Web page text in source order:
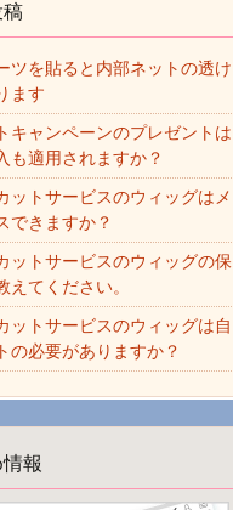
稿
ツを貼ると内部ネットの透け
ます
キャンペーンのプレゼントは
も適用されますか？
ットサービスのウィッグはメ
できますか？
ットサービスのウィッグの保
えてください。
ットサービスのウィッグは自
の必要がありますか？
報